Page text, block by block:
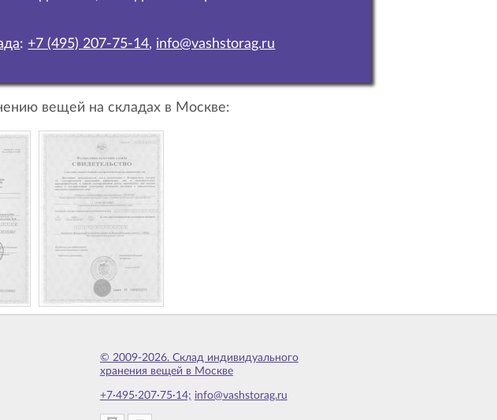
: +7 (495) 207-75-14, info@vashstorag.ru
вещей на складах в Москве:
© 2009-2026. Склад индивидуального
хранения вещей в Москве
+7·495·207·75·14; info@vashstorag.ru